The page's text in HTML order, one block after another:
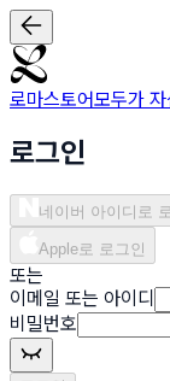
로마스토어모두가
로그인
네이버 아이디로
Apple로 로그인
또는
이메일 또는 아이디
비밀번호